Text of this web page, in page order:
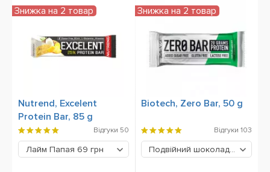
Nutrend, Excelent
Protein Bar, 85 g
Відгуки 50
Лайм Папая 69 грн
Знижка на 2 товар
Biotech, Zero Bar, 50 g
Відгуки 103
Подвійний шоколад79 грн
Знижка на 2 товар